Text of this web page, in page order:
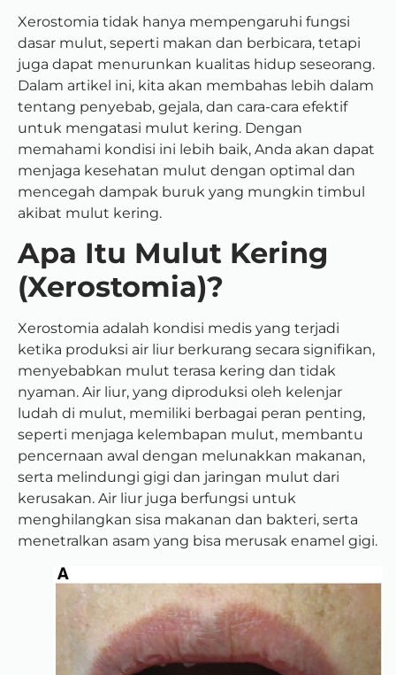
Xerostomia tidak hanya mempengaruhi fungsi
dasar mulut, seperti makan dan berbicara, tetapi
juga dapat menurunkan kualitas hidup seseorang.
Dalam artikel ini, kita akan membahas lebih dalam
tentang penyebab, gejala, dan cara-cara efektif
untuk mengatasi mulut kering. Dengan
memahami kondisi ini lebih baik, Anda akan dapat
menjaga kesehatan mulut dengan optimal dan
mencegah dampak buruk yang mungkin timbul
akibat mulut kering.
Apa Itu Mulut Kering
(Xerostomia)?
Xerostomia adalah kondisi medis yang terjadi
ketika produksi air liur berkurang secara signifikan,
menyebabkan mulut terasa kering dan tidak
nyaman. Air liur, yang diproduksi oleh kelenjar
ludah di mulut, memiliki berbagai peran penting,
seperti menjaga kelembapan mulut, membantu
pencernaan awal dengan melunakkan makanan,
serta melindungi gigi dan jaringan mulut dari
kerusakan. Air liur juga berfungsi untuk
menghilangkan sisa makanan dan bakteri, serta
menetralkan asam yang bisa merusak enamel gigi.